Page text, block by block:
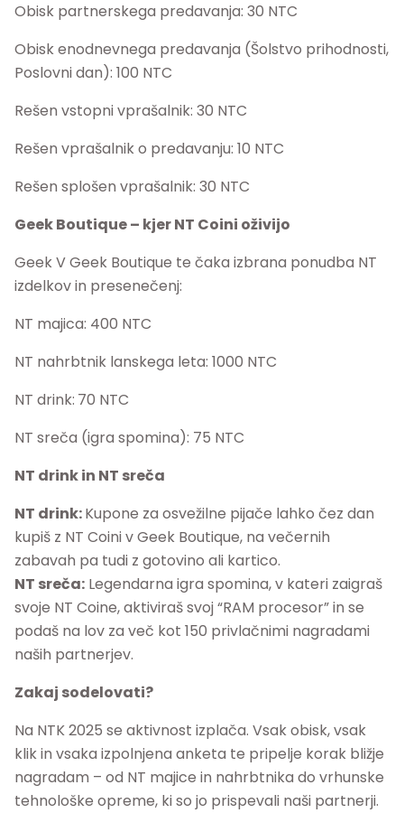
Obisk partnerskega predavanja: 30 NTC
Obisk enodnevnega predavanja (Šolstvo prihodnosti,
Poslovni dan): 100 NTC
Rešen vstopni vprašalnik: 30 NTC
Rešen vprašalnik o predavanju: 10 NTC
Rešen splošen vprašalnik: 30 NTC
Geek Boutique – kjer NT Coini oživijo
Geek V Geek Boutique te čaka izbrana ponudba NT
izdelkov in presenečenj:
NT majica: 400 NTC
NT nahrbtnik lanskega leta: 1000 NTC
NT drink: 70 NTC
NT sreča (igra spomina): 75 NTC
NT drink in NT sreča
NT drink:Kupone za osvežilne pijače lahko čez dan
kupiš z NT Coini v Geek Boutique, na večernih
zabavah pa tudi z gotovino ali kartico.
NT sreča: Legendarna igra spomina, v kateri zaigraš
svoje NT Coine, aktiviraš svoj “RAM procesor” in se
podaš na lov za več kot 150 privlačnimi nagradami
naših partnerjev.
Zakaj sodelovati?
Na NTK 2025 se aktivnost izplača. Vsak obisk, vsak
klik in vsaka izpolnjena anketa te pripelje korak bližje
nagradam – od NT majice in nahrbtnika do vrhunske
tehnološke opreme, ki so jo prispevali naši partnerji.